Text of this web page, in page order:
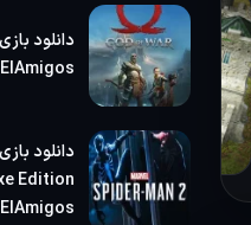
ElAmigos
ElAmigos